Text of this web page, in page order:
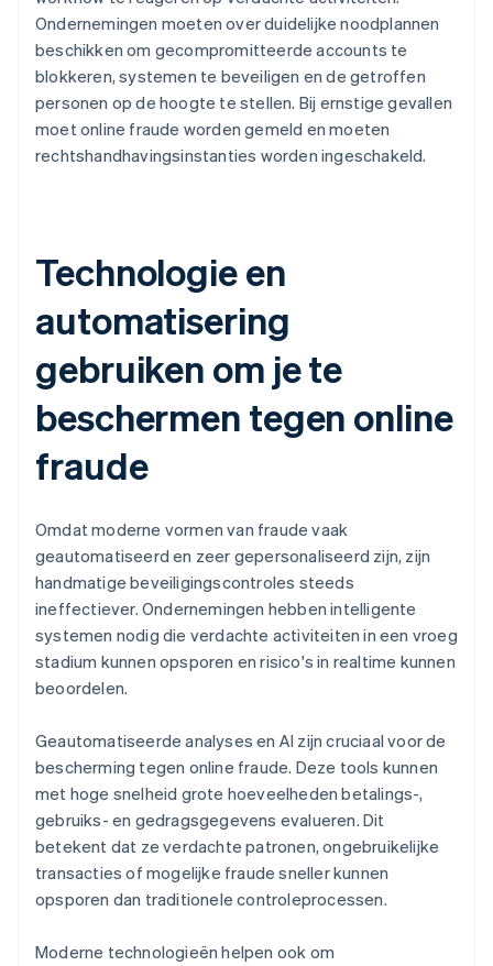
Ondernemingen moeten over duidelijke noodplannen
beschikken om gecompromitteerde accounts te
blokkeren, systemen te beveiligen en de getroffen
personen op de hoogte te stellen. Bij ernstige gevallen
moet online fraude worden gemeld en moeten
rechtshandhavingsinstanties worden ingeschakeld.
Technologie en
automatisering
gebruiken om je te
beschermen tegen online
fraude
Omdat moderne vormen van fraude vaak
geautomatiseerd en zeer gepersonaliseerd zijn, zijn
handmatige beveiligingscontroles steeds
ineffectiever. Ondernemingen hebben intelligente
systemen nodig die verdachte activiteiten in een vroeg
stadium kunnen opsporen en risico's in realtime kunnen
beoordelen.
Geautomatiseerde analyses en AI zijn cruciaal voor de
bescherming tegen online fraude. Deze tools kunnen
met hoge snelheid grote hoeveelheden betalings-,
gebruiks- en gedragsgegevens evalueren. Dit
betekent dat ze verdachte patronen, ongebruikelijke
transacties of mogelijke fraude sneller kunnen
opsporen dan traditionele controleprocessen.
Moderne technologieën helpen ook om